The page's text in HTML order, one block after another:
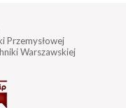
Przemysłowej
Warszawskiej